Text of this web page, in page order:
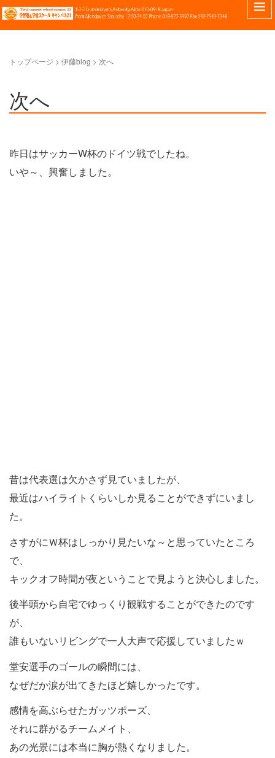
トップページ > 伊藤blog > 次へ
次へ
昨日はサッカーW杯のドイツ戦でしたね。
いや～、興奮しました。
昔は代表選は欠かさず見ていましたが、
最近はハイライトくらいしか見ることができずにいまし
た。
さすがにＷ杯はしっかり見たいな～と思っていたところ
で、
キックオフ時間が夜ということで見ようと決心しました。
後半頭から自宅でゆっくり観戦することができたのです
が、
誰もいないリビングで一人大声で応援していましたｗ
堂安選手のゴールの瞬間には、
なぜだか涙が出てきたほど嬉しかったです。
感情を高ぶらせたガッツポーズ、
それに群がるチームメイト、
あの光景には本当に胸が熱くなりました。